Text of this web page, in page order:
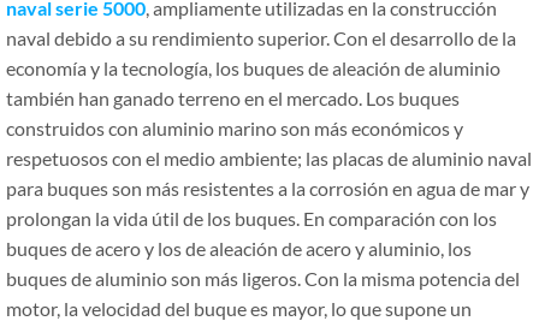
naval serie 5000, ampliamente utilizadas en la construcción
naval debido a su rendimiento superior. Con el desarrollo de la
economía y la tecnología, los buques de aleación de aluminio
también han ganado terreno en el mercado. Los buques
construidos con aluminio marino son más económicos y
respetuosos con el medio ambiente; las placas de aluminio naval
para buques son más resistentes a la corrosión en agua de mar y
prolongan la vida útil de los buques. En comparación con los
buques de acero y los de aleación de acero y aluminio, los
buques de aluminio son más ligeros. Con la misma potencia del
motor, la velocidad del buque es mayor, lo que supone un